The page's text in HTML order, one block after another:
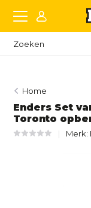
Home
Enders Set
Toronto
Merk: